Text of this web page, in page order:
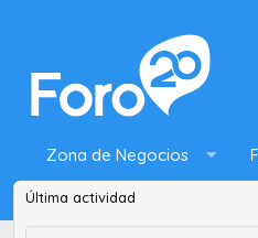
Zona de Negocios
Última actividad